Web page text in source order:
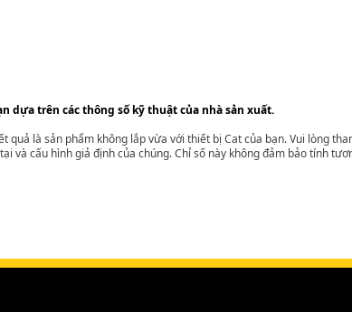
dựa trên các thông số kỹ thuật của nhà sản xuất.
quả là sản phẩm không lắp vừa với thiết bị Cat của bạn. Vui lòng
và cấu hình giả định của chúng. Chỉ số này không đảm bảo tính